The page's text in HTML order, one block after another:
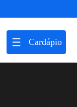
Cardápio